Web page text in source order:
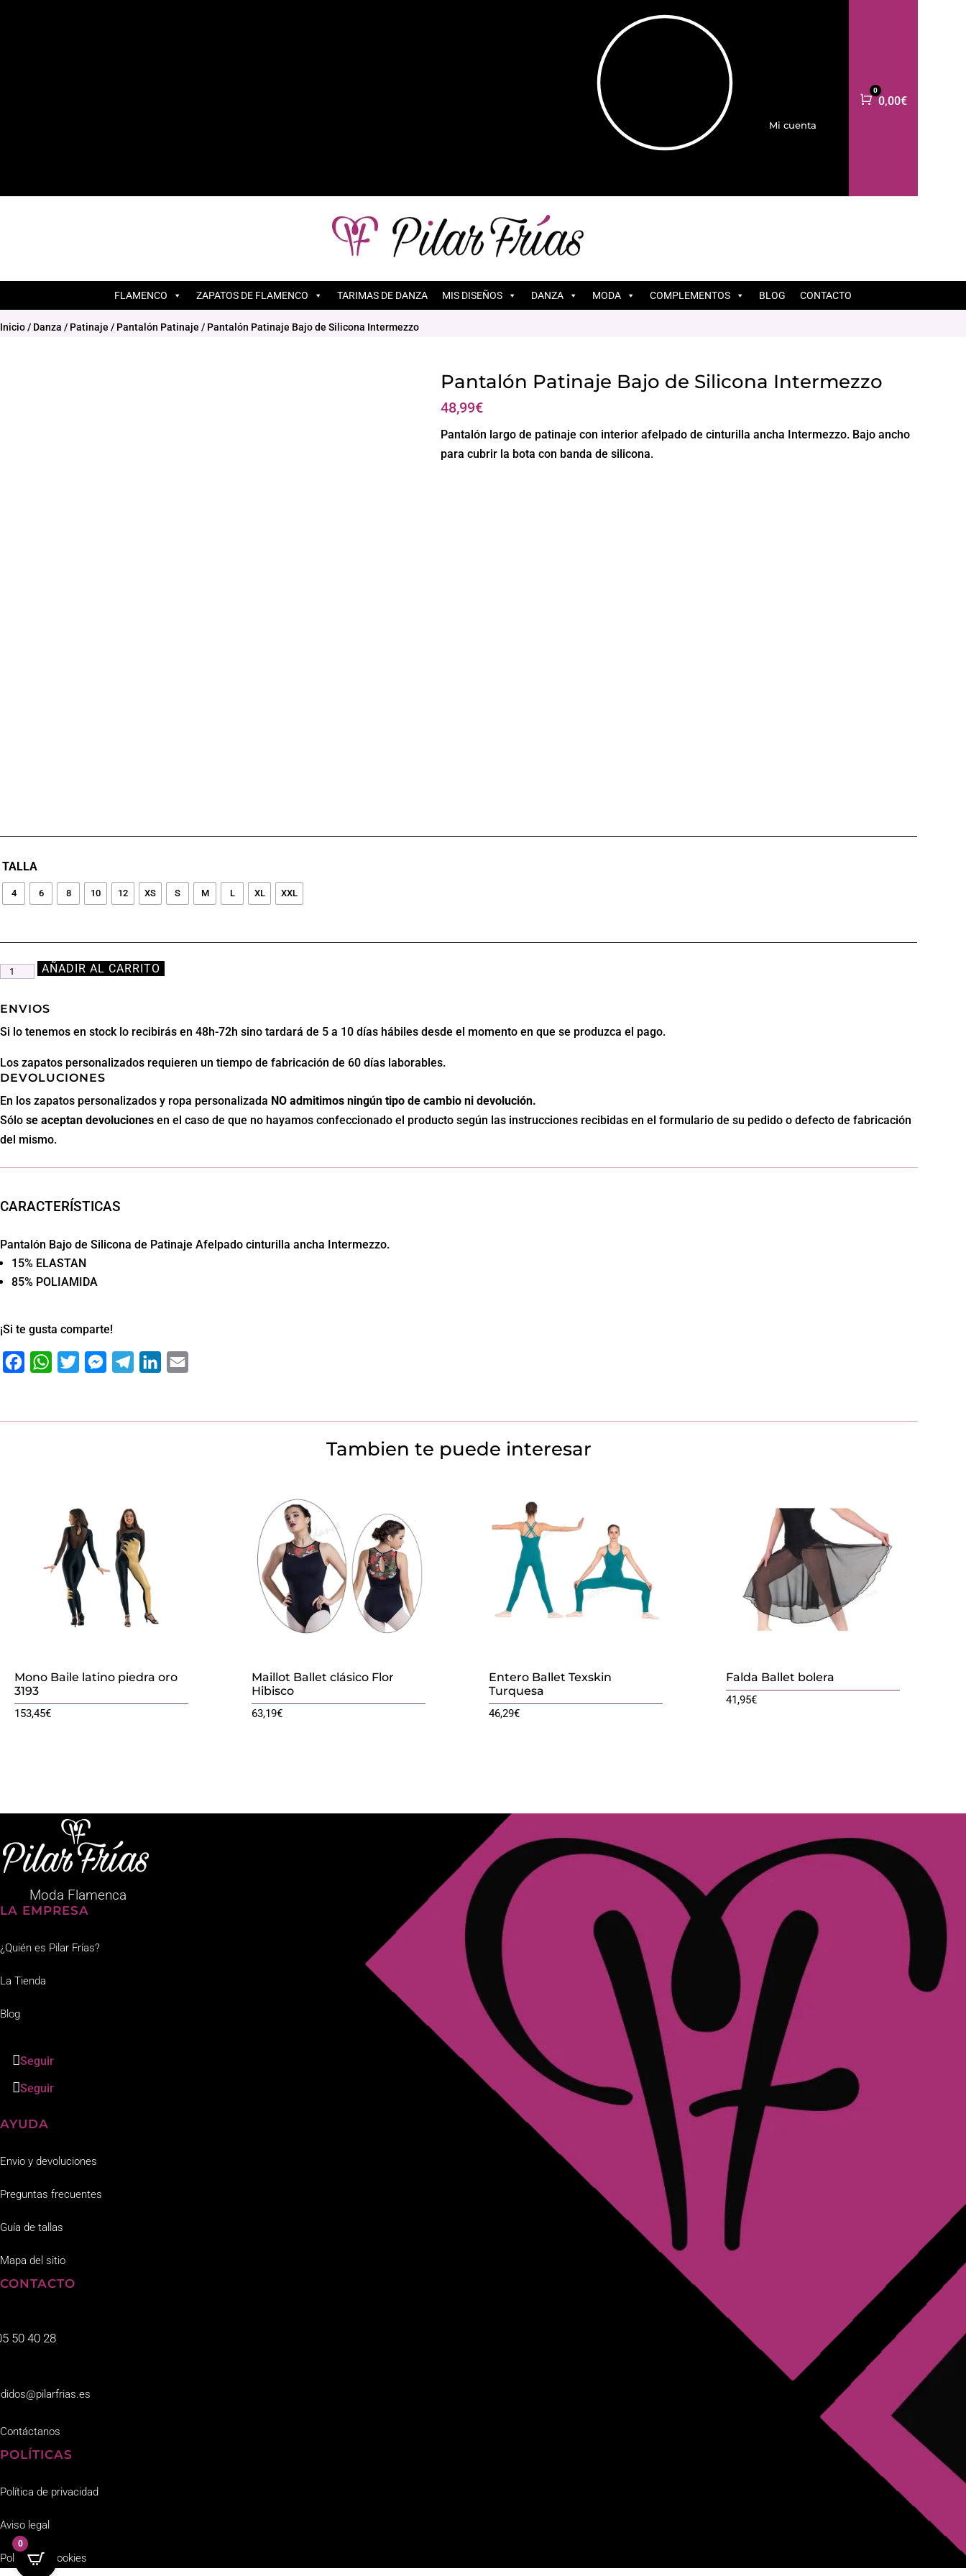
Mi cuenta
Carro
0
0,00€
FLAMENCO ZAPATOS DE FLAMENCO TARIMAS DE DANZA MIS DISEÑOS DANZA MODA COMPLEMENTOS BLOG CONTACTO
Inicio/ Danza / Patinaje / Pantalón Patinaje / Pantalón Patinaje Bajo de Silicona Intermezzo
Pantalón Patinaje Bajo de Silicona Intermezzo
48,99€
Pantalón largo de patinaje con interior afelpado de cinturilla ancha Intermezzo. Bajo ancho
para cubrir la bota con banda de silicona.
TALLA
4 6 8 10 12 XS S M L XL XXL
Pantalón
Bajo
de
Intermezzo
cantidad
AÑADIR AL CARRITO
ENVIOS
Si lo tenemos en stock lo recibirás en 48h-72h sino tardará de 5 a 10 días hábiles desde el momento en que se produzca el pago.
Los zapatos personalizados requieren un tiempo de fabricación de 60 días laborables.
DEVOLUCIONES
En los zapatos personalizados y ropa personalizada NO admitimos ningún tipo de cambio ni devolución.
Sólo se aceptan devoluciones en el caso de que no hayamos confeccionado el producto según las instrucciones recibidas en el formulario de su pedido o defecto de fabricación
del mismo.
CARACTERÍSTICAS
Pantalón Bajo de Silicona de Patinaje Afelpado cinturilla ancha Intermezzo.
15% ELASTAN
85% POLIAMIDA
¡Si te gusta comparte!
Tambien te puede interesar
Mono Baile latino piedra oro
3193
153,45€
Maillot Ballet clásico Flor
Hibisco
63,19€
Entero Ballet Texskin
Turquesa
46,29€
Falda Ballet bolera
41,95€
Moda Flamenca
LA EMPRESA
¿Quién es Pilar Frías?
La Tienda
Blog
Seguir
Seguir
AYUDA
Envio y devoluciones
Preguntas frecuentes
Guía de tallas
Mapa del sitio
CONTACTO
50 40 28
Contáctanos
POLÍTICAS
Política de privacidad
Aviso legal
Política de cookies
0